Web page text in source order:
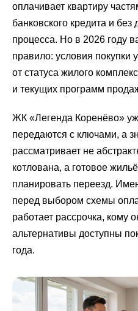
оплачивает квартиру
банковского кредита и без
процесса. Но в 2026 году
правило: условия покупки
от статуса жилого
и текущих программ
ЖК «Легенда Коренёво»
передаются с ключами, а
рассматривает не
котлована, а готовое
планировать переезд.
перед выбором схемы
работает рассрочка, кому
альтернативы доступны
года.